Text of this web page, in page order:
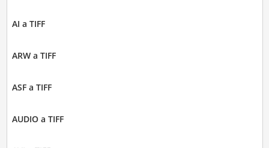
AI a TIFF
ARW a TIFF
ASF a TIFF
AUDIO a TIFF